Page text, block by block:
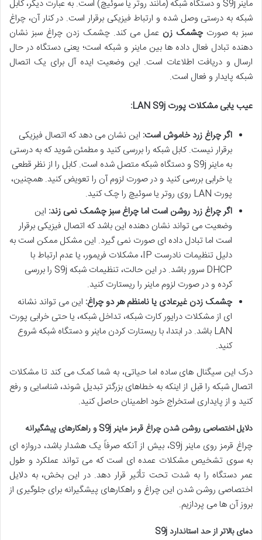
ماینر S9j و دستگاه شبکه (مانند روتر یا سوئیچ) است. به عبارت دیگر، کابل
شبکه به درستی وصل شده و ارتباط فیزیکی برقرار است. در کنار آن، چراغ
سبز به صورتچشمک زن عمل می کند. چشمک زدن چراغ سبز نشان
دهنده تبادل فعال داده ها بین ماینر و شبکه است؛ یعنی دستگاه در حال
ارسال و دریافت اطلاعات است. این وضعیت ایده آل برای یک اتصال
شبکه پایدار و فعال است.
عیب یابی مشکلات پورت LAN S9j:
اگر چراغ زرد خاموش است: این نشان می دهد که اتصال فیزیکی
برقرار نیست. کابل شبکه را بررسی کنید و مطمئن شوید که به درستی
به ماینر S9j و دستگاه شبکه متصل شده است. کابل را از نظر قطعی
یا خرابی بررسی کنید و در صورت لزوم آن را تعویض کنید. همچنین،
پورت LAN روی روتر یا سوئیچ را چک کنید.
اگر چراغ زرد روشن است اما چراغ سبز چشمک نمی زند: این
وضعیت می تواند نشان دهنده این باشد که اتصال فیزیکی برقرار
است اما تبادل داده ای صورت نمی گیرد. این مشکل ممکن است به
دلیل تنظیمات نادرست IP، مشکلات فریمور، یا عدم ارتباط با
DHCP سرور باشد. در این حالت، تنظیمات شبکه S9j را بررسی
کرده و در صورت لزوم ماینر را ریستارت کنید.
چشمک زدن غیرعادی یا نامنظم هر دو چراغ: این می تواند نشانه
ای از مشکلات درایور کارت شبکه، تداخل شبکه، یا حتی خرابی پورت
LAN باشد. در ابتدا، با ریستارت کردن ماینر و دستگاه شبکه شروع
کنید.
درک این سیگنال های ساده اما حیاتی، به شما کمک می کند تا مشکلات
اتصال شبکه را قبل از اینکه به خطاهای بزرگتر تبدیل شوند، شناسایی و رفع
کنید و از پایداری استخراج خود اطمینان حاصل کنید.
دلایل اختصاصی روشن شدن چراغ قرمز ماینر S9j و راهکارهای پیشگیرانه
چراغ قرمز روی ماینر S9j، بیش از آنکه صرفاً یک هشدار باشد، دروازه ای
به سوی تشخیص مشکلات عمده ای است که می تواند عملکرد و طول
عمر دستگاه را به شدت تحت تأثیر قرار دهد. در این بخش، به دلایل
اختصاصی روشن شدن این چراغ و راهکارهای پیشگیرانه برای جلوگیری از
بروز آن ها می پردازیم.
دمای بالاتر از حد استاندارد S9j